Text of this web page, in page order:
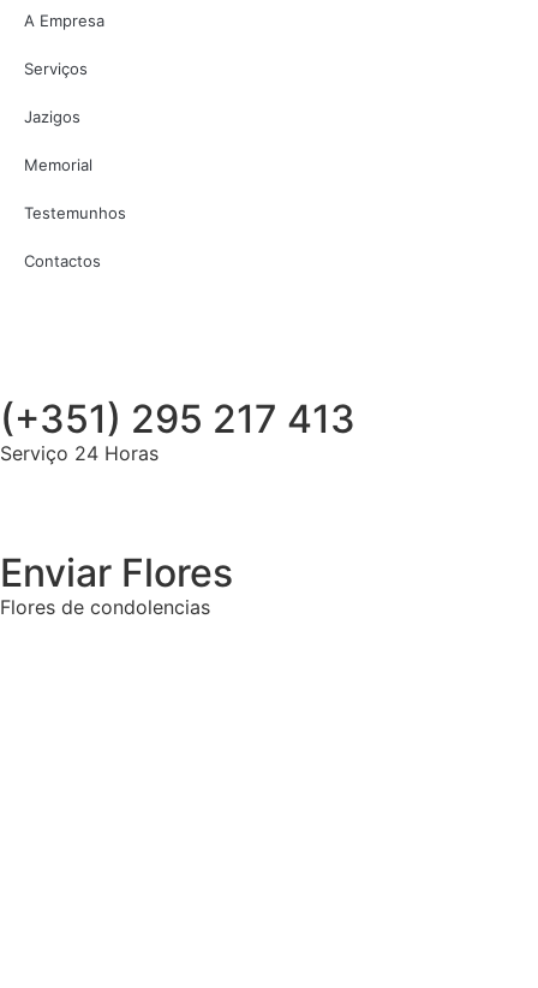
A Empresa
Serviços
Jazigos
Memorial
Testemunhos
Contactos
(+351) 295 217 413
Serviço 24 Horas
Enviar Flores
Flores de condolencias